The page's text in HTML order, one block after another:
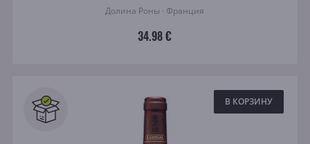
Долина Роны · Франция
34.98 €
В КОРЗИНУ